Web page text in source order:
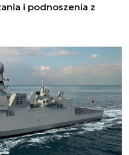
i podnoszenia z